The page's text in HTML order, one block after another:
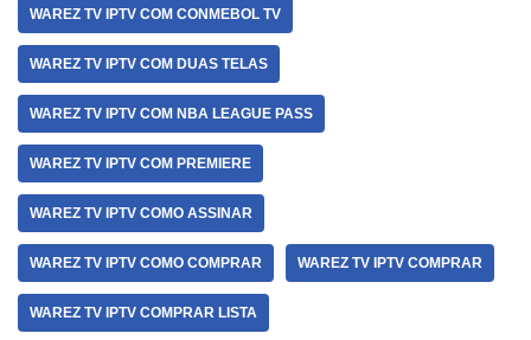
WAREZ TV IPTV COM CONMEBOL TV
WAREZ TV IPTV COM DUAS TELAS
WAREZ TV IPTV COM NBA LEAGUE PASS
WAREZ TV IPTV COM PREMIERE
WAREZ TV IPTV COMO ASSINAR
WAREZ TV IPTV COMO COMPRAR WAREZ TV IPTV COMPRAR
WAREZ TV IPTV COMPRAR LISTA